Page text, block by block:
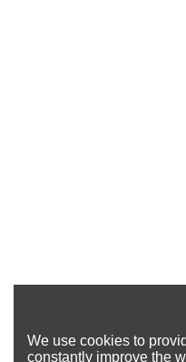
We use cookies to
constantly improve the